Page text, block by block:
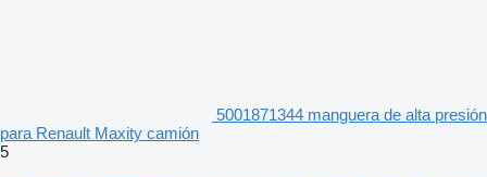
5001871344 manguera de alta presión
para Renault Maxity camión
5